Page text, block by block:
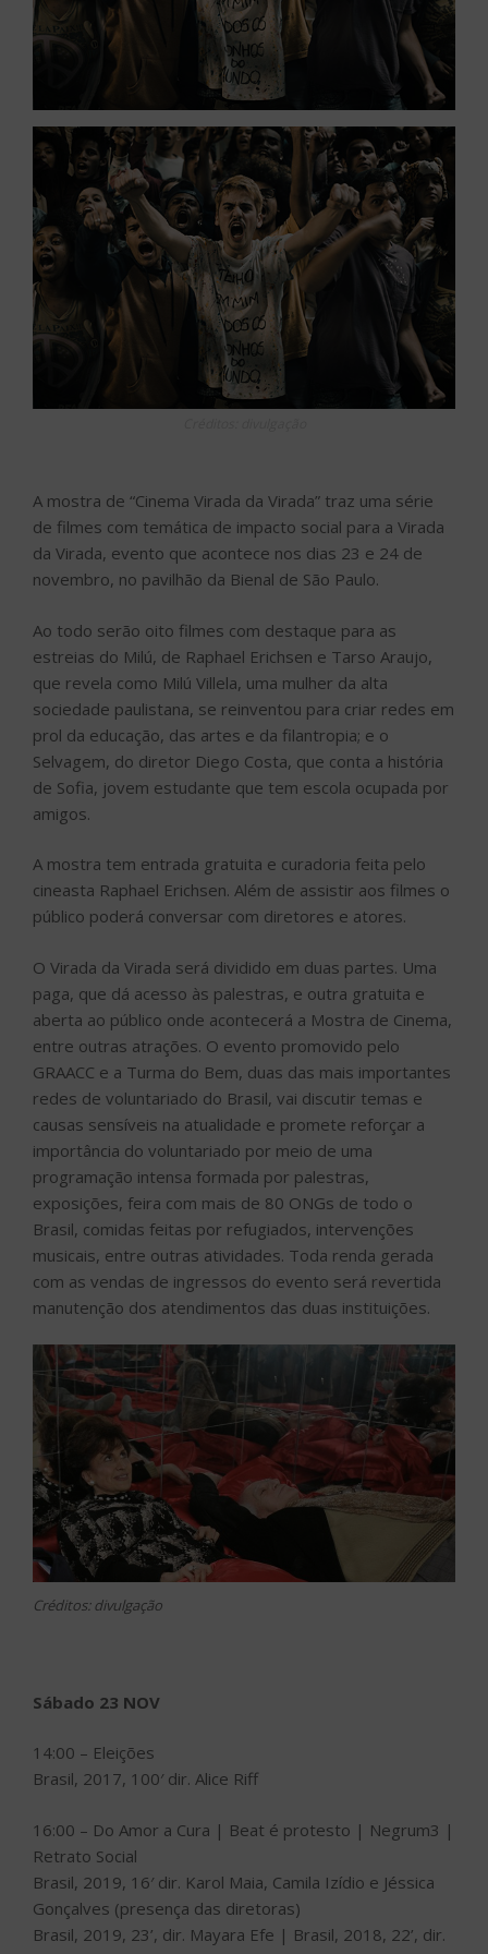
A mostra de “Cinema Virada da Virada” traz uma série
de filmes com temática de impacto social para a Virada
da Virada, evento que acontece nos dias 23 e 24 de
novembro, no pavilhão da Bienal de São Paulo.
Ao todo serão oito filmes com destaque para as
estreias do Milú, de Raphael Erichsen e Tarso Araujo,
que revela como Milú Villela, uma mulher da alta
sociedade paulistana, se reinventou para criar redes em
prol da educação, das artes e da filantropia; e o
Selvagem, do diretor Diego Costa, que conta a história
de Sofia, jovem estudante que tem escola ocupada por
amigos.
A mostra tem entrada gratuita e curadoria feita pelo
cineasta Raphael Erichsen. Além de assistir aos filmes o
público poderá conversar com diretores e atores.
O Virada da Virada será dividido em duas partes. Uma
paga, que dá acesso às palestras, e outra gratuita e
aberta ao público onde acontecerá a Mostra de Cinema,
entre outras atrações. O evento promovido pelo
GRAACC e a Turma do Bem, duas das mais importantes
redes de voluntariado do Brasil, vai discutir temas e
causas sensíveis na atualidade e promete reforçar a
importância do voluntariado por meio de uma
programação intensa formada por palestras,
exposições, feira com mais de 80 ONGs de todo o
Brasil, comidas feitas por refugiados, intervenções
musicais, entre outras atividades. Toda renda gerada
com as vendas de ingressos do evento será revertida
manutenção dos atendimentos das duas instituições.
Créditos: divulgação
Sábado 23 NOV
14:00 – Eleições
Brasil, 2017, 100′ dir. Alice Riff
16:00 – Do Amor a Cura | Beat é protesto | Negrum3 |
Retrato Social
Brasil, 2019, 16′ dir. Karol Maia, Camila Izídio e Jéssica
Gonçalves (presença das diretoras)
Brasil, 2019, 23’, dir. Mayara Efe | Brasil, 2018, 22’, dir.